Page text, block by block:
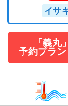
イサ
「義丸
予約プラ